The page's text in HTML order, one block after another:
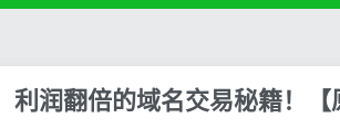
润翻倍的域名交易秘籍！【